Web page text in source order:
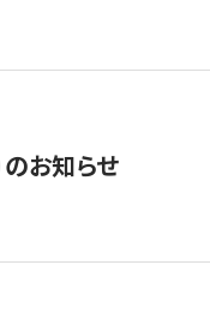
のお知らせ